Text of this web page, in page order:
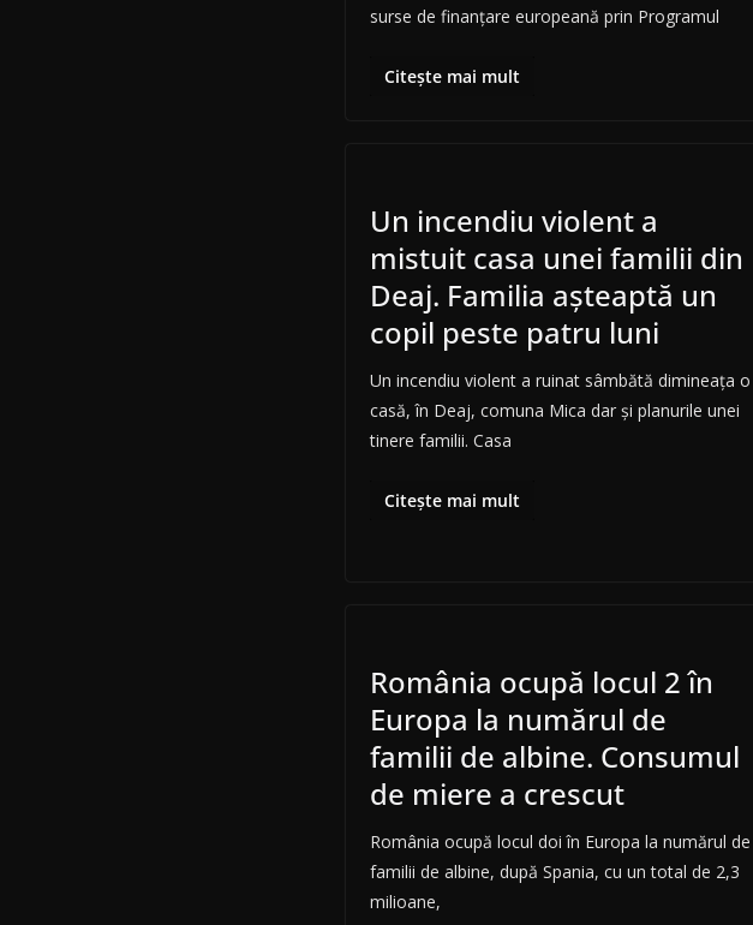
surse de finanțare europeană prin Programul
Citește mai mult
Un incendiu violent a
mistuit casa unei familii din
Deaj. Familia așteaptă un
copil peste patru luni
Un incendiu violent a ruinat sâmbătă dimineața o
casă, în Deaj, comuna Mica dar și planurile unei
tinere familii. Casa
Citește mai mult
România ocupă locul 2 în
Europa la numărul de
familii de albine. Consumul
de miere a crescut
România ocupă locul doi în Europa la numărul de
familii de albine, după Spania, cu un total de 2,3
milioane,